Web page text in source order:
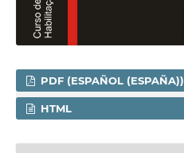
PDF (ESPAÑOL (ESPAÑA))
HTML